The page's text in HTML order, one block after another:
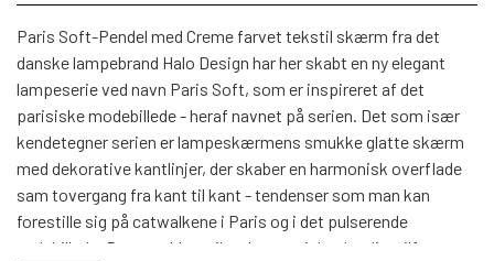
DAYBED/CHAISELONG
ENTRE
BELYSNING
REOLER
BELYSNING
VÆGPANELER
SPEJLE
BELYSNING
VÆGPANELER
SPEJLE
VÆGPANELER
SPEJLE
SPEJLE
PARKERING
AFHENTNING
MONTERING & LEVERING
Paris Soft-Pendel med Creme farvet tekstil skærm fra det
danske lampebrand Halo Design har her skabt en ny elegant
lampeserie ved navn Paris Soft, som er inspireret af det
parisiske modebillede - heraf navnet på serien. Det som især
kendetegner serien er lampeskærmens smukke glatte skærm
med dekorative kantlinjer, der skaber en harmonisk overflade
sam tovergang fra kant til kant - tendenser som man kan
forestille sig på catwalkene i Paris og i det pulserende
gadebillede. Den smukke stil og harmoniske detaljer tilfører